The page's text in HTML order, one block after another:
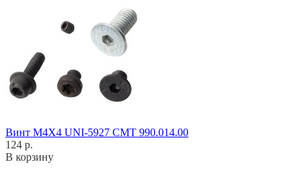
Винт M4X4 UNI-5927 CMT 990.014.00
124 р.
В корзину